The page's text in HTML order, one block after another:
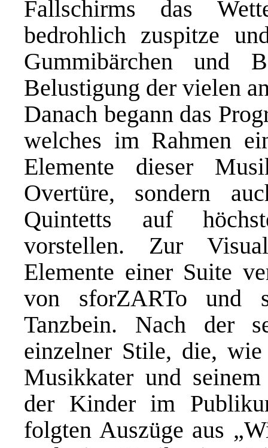
Fallschirms das
bedrohlich zuspitze
Gummibärchen und
Belustigung der vielen
Danach begann das
welches im Rahmen
Elemente dieser
Overtüre, sondern
Quintetts auf
vorstellen. Zur
Elemente einer Suite
von sforZARTo und
Tanzbein. Nach der
einzelner Stile, die, wie
Musikkater und
der Kinder im
folgten Auszüge aus